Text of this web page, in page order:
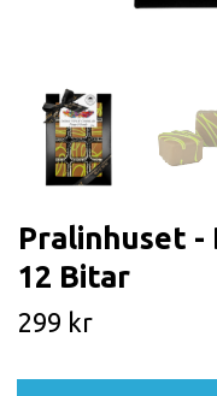
Pralinhuset -
12 Bitar
299 kr